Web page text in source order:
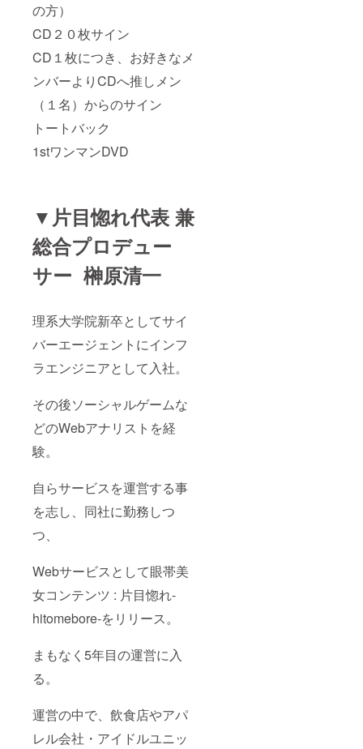
の方）
CD２０枚サイン
CD１枚につき、お好きなメ
ンバーよりCDへ推しメン
（１名）からのサイン
トートバック
1stワンマンDVD
▼片目惚れ代表 兼
総合プロデュー
サー 榊原清一
理系大学院新卒としてサイ
バーエージェントにインフ
ラエンジニアとして入社。
その後ソーシャルゲームな
どのWebアナリストを経
験。
自らサービスを運営する事
を志し、同社に勤務しつ
つ、
Webサービスとして眼帯美
女コンテンツ : 片目惚れ-
hitomebore-をリリース。
まもなく5年目の運営に入
る。
運営の中で、飲食店やアパ
レル会社・アイドルユニッ